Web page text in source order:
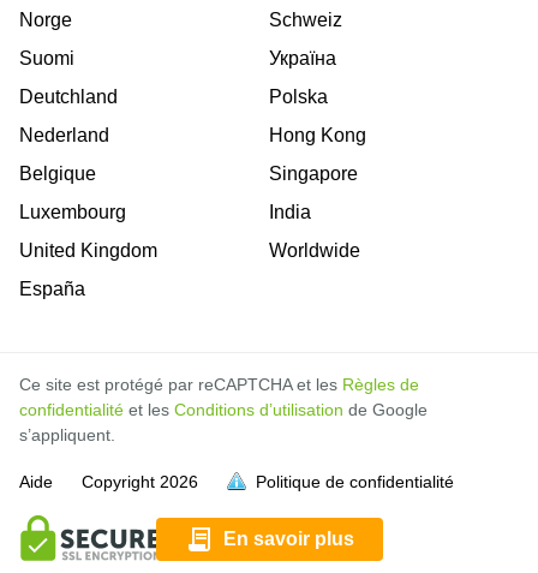
En savoir plus
soit pleine.
soit pleine.
soit pleine.
soit pleine.
soit pleine.
soit pleine.
soit pleine.
soit pleine.
soit pleine.
Norge
Suomi
Deutchland
Nederland
Belgique
Luxembourg
United Kingdom
España
Schweiz
Україна
Polska
Hong Kong
Singapore
India
Worldwide
Ce site est protégé par reCAPTCHA et les Règles de
confidentialité et les Conditions d’utilisation de Google
s’appliquent.
Aide Copyright 2026 Politique de confidentialité